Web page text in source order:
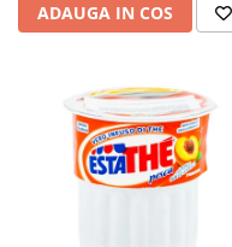
ADAUGA IN COS